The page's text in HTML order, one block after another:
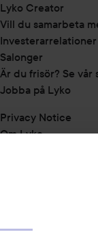
Lyko Creator
Vill du samarbeta
Investerarrelationer
Salonger
Är du frisör? Se
Jobba på Lyko
Privacy Notice
Om Lyko
Michael Edwards